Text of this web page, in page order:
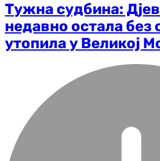
Тужна судбина:
недавно остала без
утопила у Великој